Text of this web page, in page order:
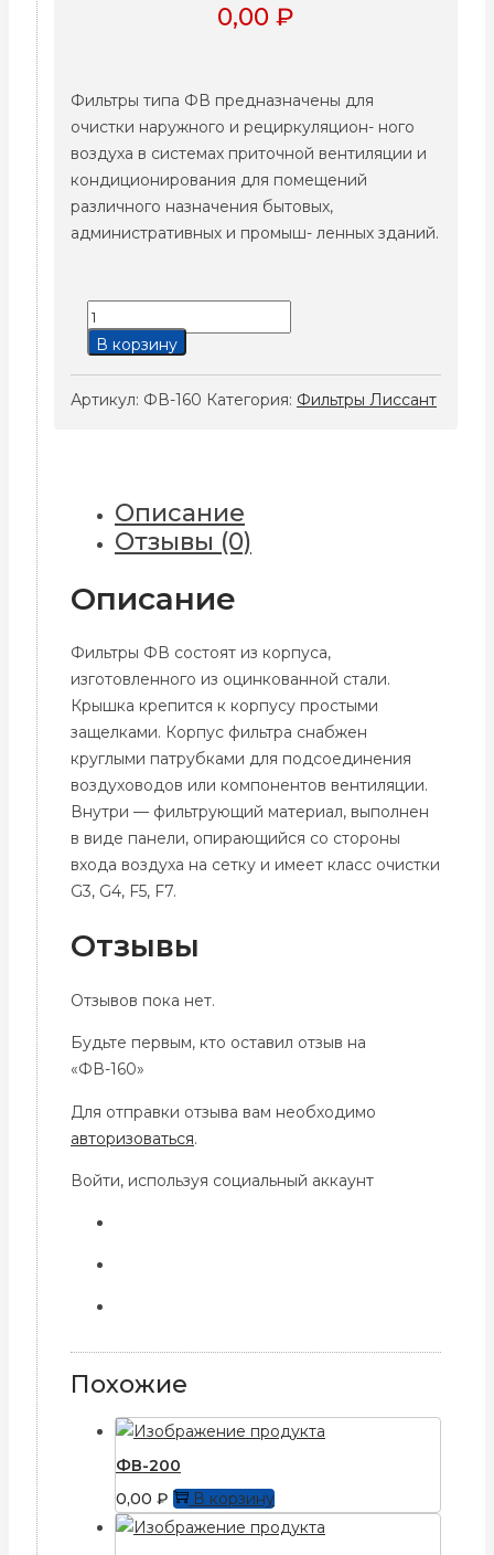
0,00 ₽
Фильтры типа ФВ предназначены для
очистки наружного и рециркуляцион- ного
воздуха в системах приточной вентиляции и
кондиционирования для помещений
различного назначения бытовых,
административных и промыш- ленных зданий.
Количество
товара
В корзину
Артикул: ФВ-160 Категория: Фильтры Лиссант
Описание
Отзывы (0)
Описание
Фильтры ФВ состоят из корпуса,
изготовленного из оцинкованной стали.
Крышка крепится к корпусу простыми
защелками. Корпус фильтра снабжен
круглыми патрубками для подсоединения
воздуховодов или компонентов вентиляции.
Внутри — фильтрующий материал, выполнен
в виде панели, опирающийся со стороны
входа воздуха на сетку и имеет класс очистки
G3, G4, F5, F7.
Отзывы
Отзывов пока нет.
Будьте первым, кто оставил отзыв на
«ФВ-160»
Для отправки отзыва вам необходимо
авторизоваться.
Войти, используя социальный аккаунт
Похожие
ФВ-200
0,00 ₽ В корзину